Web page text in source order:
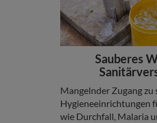
HeadlineSauberes
Copy
Mangelnder Zugang zu
Hygieneeinrichtungen
wie Durchfall, Malaria